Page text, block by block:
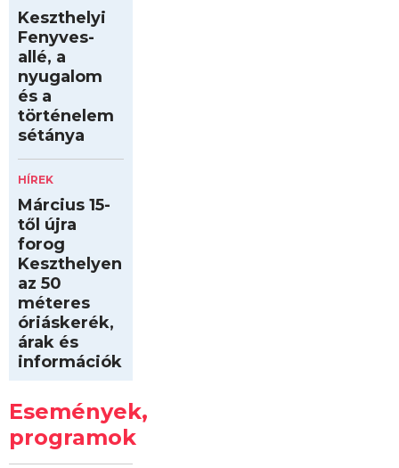
Keszthelyi
Fenyves-
allé, a
nyugalom
és a
történelem
sétánya
HÍREK
Március 15-
től újra
forog
Keszthelyen
az 50
méteres
óriáskerék,
árak és
információk
Események,
programok
Kilóméterek
2026